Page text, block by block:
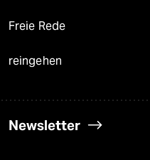
Freie Rede
reingehen
Newsletter